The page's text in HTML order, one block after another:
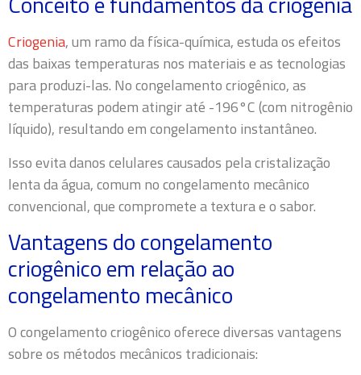
Criogenia, um ramo da física-química, estuda os efeitos
das baixas temperaturas nos materiais e as tecnologias
para produzi-las. No congelamento criogênico, as
temperaturas podem atingir até -196°C (com nitrogênio
líquido), resultando em congelamento instantâneo.
Isso evita danos celulares causados pela cristalização
lenta da água, comum no congelamento mecânico
convencional, que compromete a textura e o sabor.
Vantagens do congelamento
criogênico em relação ao
congelamento mecânico
O congelamento criogênico oferece diversas vantagens
sobre os métodos mecânicos tradicionais: